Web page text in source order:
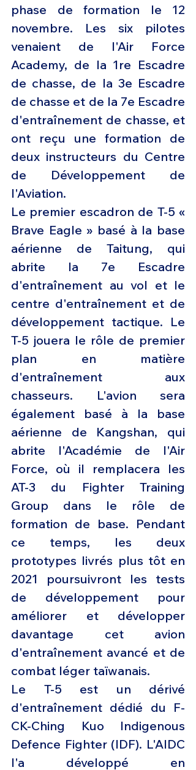
phase de formation le 12
novembre. Les six pilotes
venaient de l'Air Force
Academy, de la 1re Escadre
de chasse, de la 3e Escadre
de chasse et de la 7e Escadre
d'entraînement de chasse, et
ont reçu une formation de
deux instructeurs du Centre
de Développement de
l'Aviation.
Le premier escadron de T-5 «
Brave Eagle » basé à la base
aérienne de Taitung, qui
abrite la 7e Escadre
d'entraînement au vol et le
centre d'entraînement et de
développement tactique. Le
T-5 jouera le rôle de premier
plan en matière
d'entraînement aux
chasseurs. L'avion sera
également basé à la base
aérienne de Kangshan, qui
abrite l'Académie de l'Air
Force, où il remplacera les
AT-3 du Fighter Training
Group dans le rôle de
formation de base. Pendant
ce temps, les deux
prototypes livrés plus tôt en
2021 poursuivront les tests
de développement pour
améliorer et développer
davantage cet avion
d'entraînement avancé et de
combat léger taïwanais.
Le T-5 est un dérivé
d'entraînement dédié du F-
CK-Ching Kuo Indigenous
Defence Fighter (IDF). L'AIDC
l'a développé en